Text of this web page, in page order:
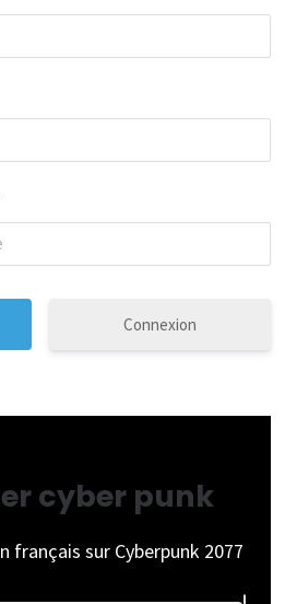
Connexion
cyber punk
français sur Cyberpunk 2077